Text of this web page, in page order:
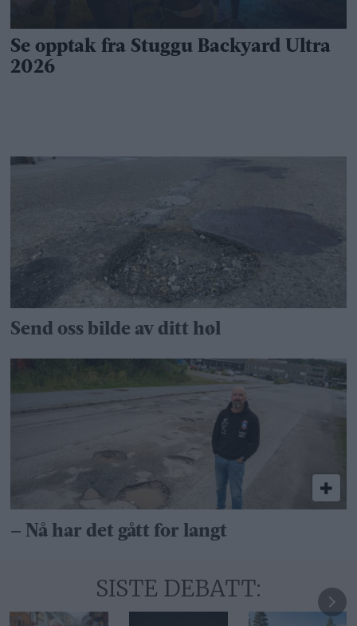
Send oss bilde av ditt høl
– Nå har det gått for langt
SISTE DEBATT: